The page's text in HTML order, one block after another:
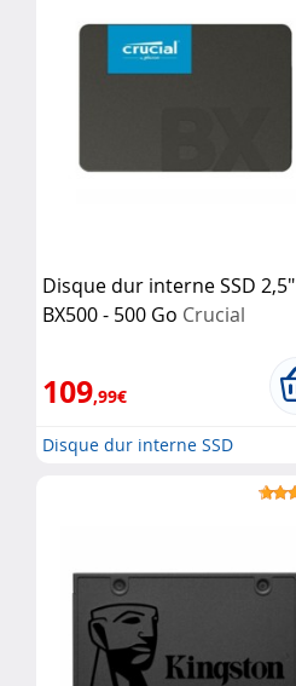
Disque dur interne SSD 2,5"
BX500 - 500 Go Crucial
109,99€
Disque dur interne SSD